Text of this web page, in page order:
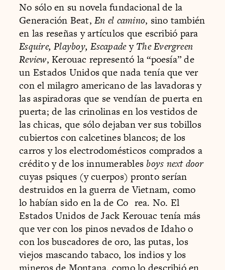
No sólo en su novela fundacional de la
Generación Beat,En el camino, sino también
en las reseñas y artículos que escribió para
Esquire, Playboy, EscapadeyThe Evergreen
Review, Kerouac representó la “poesía” de
un Estados Unidos que nada tenía que ver
con el milagro americano de las lavadoras y
las aspiradoras que se vendían de puerta en
puerta; de las crinolinas en los vestidos de
las chicas, que sólo dejaban ver sus tobillos
cubiertos con calcetines blancos; de los
carros y los electrodomésticos comprados a
crédito y de los innumerablesboys next door
cuyas psiques (y cuerpos) pronto serían
destruidos en la guerra de Vietnam, como
lo habían sido en la de Co rea. No. El
Estados Unidos de Jack Kerouac tenía más
que ver con los pinos nevados de Idaho o
con los buscadores de oro, las putas, los
viejos mascando tabaco, los indios y los